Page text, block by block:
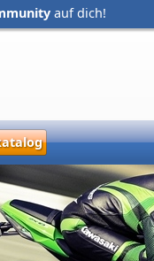
auf dich!